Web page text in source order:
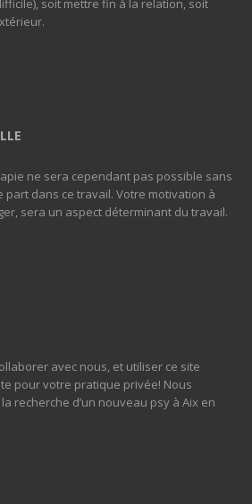
soit mettre fin à la relation, soit
ne sera cependant pas possible sans
part dans ce travail. Votre motivation à
sera un aspect déterminant du travail.
avec nous, et utiliser ce site
pour votre pratique privée! Nous
recherche d’un nouveau psy à Aix en